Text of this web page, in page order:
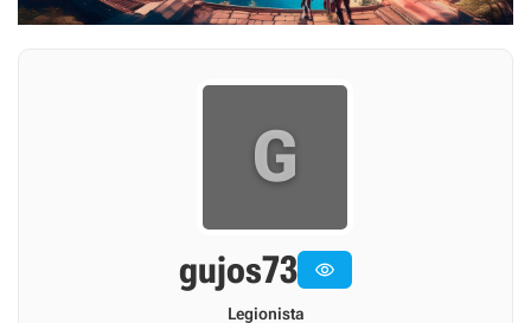
G
gujos73 
Legionista